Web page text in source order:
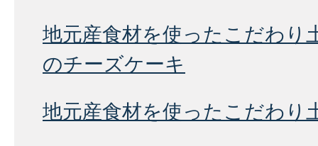
地元産食材を使ったこだわり
のチーズケーキ
地元産食材を使ったこだわり